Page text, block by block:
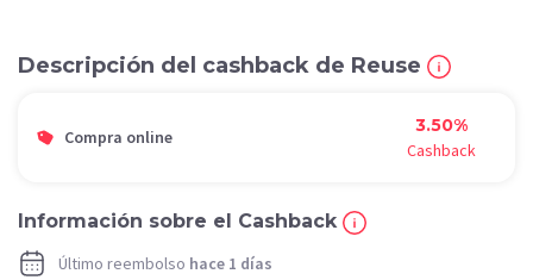
Descripción del cashback de Reuse
Compra online
3.50%
Cashback
Información sobre el Cashback
Último reembolso hace 1 días